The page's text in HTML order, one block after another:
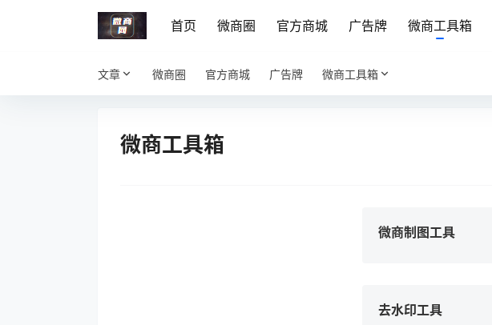
首页 微商圈 官方商城 广告牌 微商工具箱
文章 微商圈 官方商城 广告牌 微商工具箱
微商工具箱
微商制图工具
去水印工具